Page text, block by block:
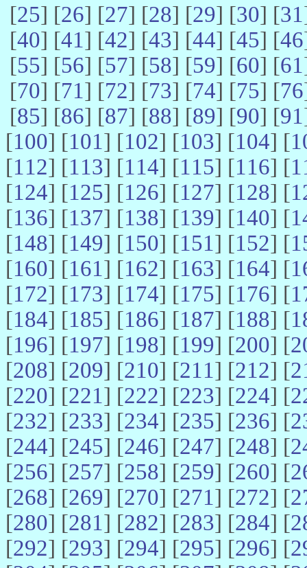
[25] [26] [27] [28] [29] [30] [31
[40] [41] [42] [43] [44] [45] [46
[55] [56] [57] [58] [59] [60] [61
[70] [71] [72] [73] [74] [75] [76
[85] [86] [87] [88] [89] [90] [91
[100] [101] [102] [103] [104] [
[112] [113] [114] [115] [116] [
[124] [125] [126] [127] [128] [
[136] [137] [138] [139] [140] [
[148] [149] [150] [151] [152] [
[160] [161] [162] [163] [164] [
[172] [173] [174] [175] [176] [
[184] [185] [186] [187] [188] [
[196] [197] [198] [199] [200] [
[208] [209] [210] [211] [212] [
[220] [221] [222] [223] [224] [
[232] [233] [234] [235] [236] [
[244] [245] [246] [247] [248] [
[256] [257] [258] [259] [260] [
[268] [269] [270] [271] [272] [
[280] [281] [282] [283] [284] [
[292] [293] [294] [295] [296] [